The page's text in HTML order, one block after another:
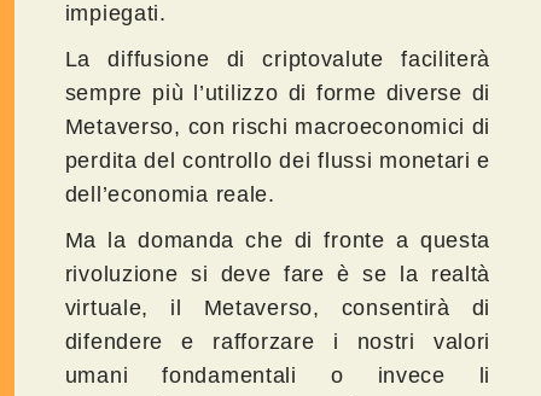
impiegati.
La diffusione di criptovalute faciliterà
sempre più l’utilizzo di forme diverse di
Metaverso, con rischi macroeconomici di
perdita del controllo dei flussi monetari e
dell’economia reale.
Ma la domanda che di fronte a questa
rivoluzione si deve fare è se la realtà
virtuale, il Metaverso, consentirà di
difendere e rafforzare i nostri valori
umani fondamentali o invece li